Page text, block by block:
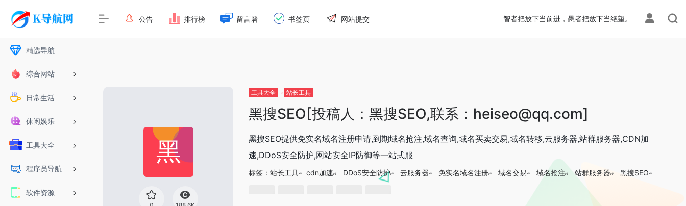
精选导航
综合网站
日常生活
休闲娱乐
工具大全
程序员导航
软件资源
公告 排行榜 留言墙 书签页 网站提交 智者把放下当前进，愚者把放下当绝望。
工具大全 站长工具
黑搜SEO[投稿人：黑搜SEO,联系：heiseo@qq.com]
黑搜SEO提供免实名域名注册申请,到期域名抢注,域名查询,域名买卖交易,域名转移,云服务器,站群服务器,CDN加
速,DDoS安全防护,网站安全IP防御等一站式服
标签： 站长工具 cdn加速 DDoS安全防护 云服务器 免实名域名注册 域名交易 域名抢注 站群服务器 黑搜SEO